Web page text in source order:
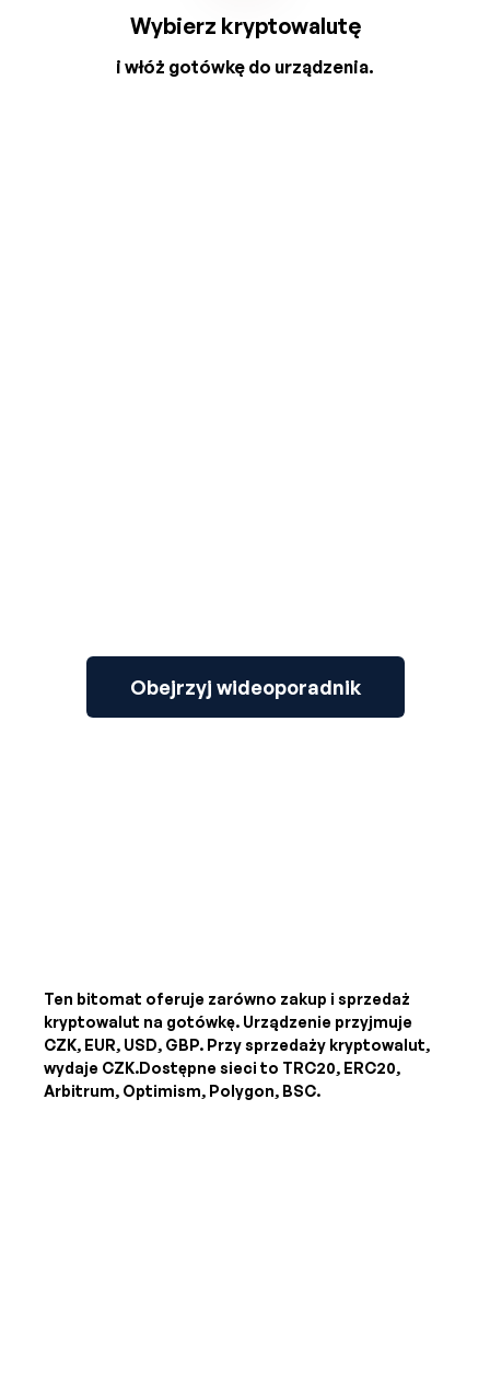
Wybierz kryptowalutę
i włóż gotówkę do urządzenia.
Obejrzyj wideoporadnik
Ten bitomat oferuje zarówno zakup i sprzedaż
kryptowalut na gotówkę. Urządzenie przyjmuje
CZK, EUR, USD, GBP. Przy sprzedaży kryptowalut,
wydaje CZK.Dostępne sieci to TRC20, ERC20,
Arbitrum, Optimism, Polygon, BSC.